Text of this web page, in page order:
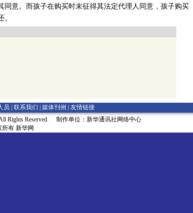
意。而孩子在购买时未征得其法定代理人同意，孩子购买
员 联系我们 媒体刊例
友情链接
Rights Reserved. 制作单位：新华通讯社网络中心
所有 新华网